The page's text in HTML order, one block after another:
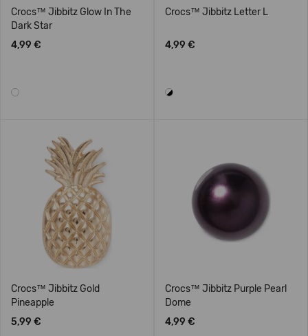
Crocs™ Jibbitz Glow In The
Dark Star
4,99 €
Crocs™ Jibbitz Letter L
4,99 €
Crocs™ Jibbitz Gold
Pineapple
5,99 €
Crocs™ Jibbitz Purple Pearl
Dome
4,99 €